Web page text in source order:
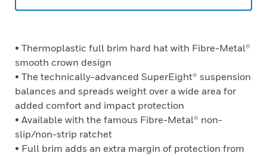
• Thermoplastic full brim hard hat with Fibre-Metal®
smooth crown design
• The technically-advanced SuperEight® suspension
balances and spreads weight over a wide area for
added comfort and impact protection
• Available with the famous Fibre-Metal® non-
slip/non-strip ratchet
• Full brim adds an extra margin of protection from